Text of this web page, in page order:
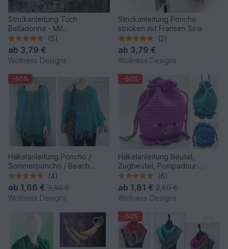
Strickanleitung Tuch
Belladonna - Mit
Schmetterlingsmotiv und
Noppenborte
(5)
ab 3,79 €
Wollness Designs
Strickanleitung Poncho
stricken mit Fransen Siria
(2)
ab 3,79 €
Wollness Designs
-50%
Häkelanleitung Poncho /
Sommerponcho / Beach
Cover Solana(4)
ab 1,66 € 3,50 €
Wollness Designs
-50%
Häkelanleitung Beutel,
Zugbeutel, Pompadour-
Beutel Octopouch
(6)
ab 1,81 € 3,80 €
Wollness Designs
-50%